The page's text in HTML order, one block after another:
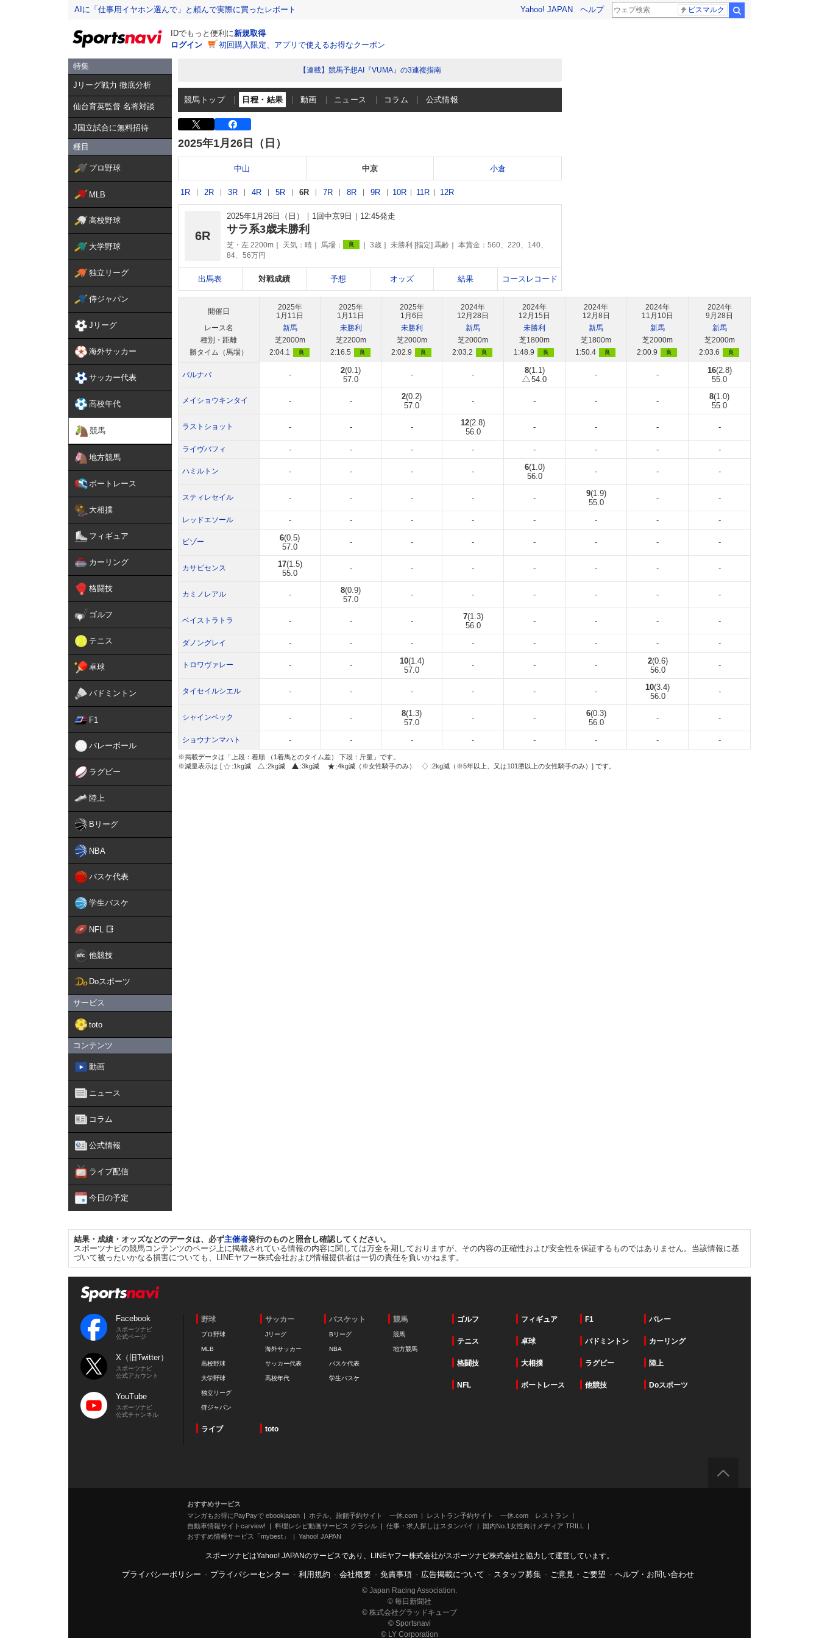
AIに「仕事用イヤホン選んで」と頼んで実際に買ったレポート Yahoo! JAPAN ヘルプ ビスマルク
IDでもっと便利に新規取得
ログイン
初回購入限定、アプリで使えるお得なクーポン
特集
Jリーグ戦力 徹底分析
仙台育英監督 名将対談
J国立試合に無料招待
種目
プロ野球
MLB
高校野球
大学野球
独立リーグ
侍ジャパン
Jリーグ
海外サッカー
サッカー代表
高校年代
競馬
地方競馬
ボートレース
大相撲
フィギュア
カーリング
格闘技
ゴルフ
テニス
卓球
バドミントン
F1
バレーボール
ラグビー
陸上
Bリーグ
NBA
バスケ代表
学生バスケ
NFL
他競技
Doスポーツ
サービス
toto
コンテンツ
動画
ニュース
コラム
公式情報
ライブ配信
今日の予定
【連載】競馬予想AI『VUMA』の3連複指南
競馬トップ 日程・結果 動画 ニュース コラム 公式情報
2025年1月26日（日）
中山 中京 小倉
1R 2R 3R 4R 5R 6R 7R 8R 9R 10R 11R 12R
6R
2025年1月26日（日） 1回中京9日 12:45発走
サラ系3歳未勝利
芝・左 2200m 天気： 晴 馬場： 良 3歳 未勝利 [指定] 馬齢
本賞金：560、220、140、
84、56万円
出馬表 対戦成績 予想 オッズ 結果 コースレコード
開催日
レース名
種別・距離
勝タイム（馬場）
2025年
1月11日
新馬
芝2000m
2:04.1
良
2025年
1月11日
未勝利
芝2200m
2:16.5
良
2025年
1月6日
未勝利
芝2000m
2:02.9
良
2024年
12月28日
新馬
芝2000m
2:03.2
良
2024年
12月15日
未勝利
芝1800m
1:48.9
良
2024年
12月8日
新馬
芝1800m
1:50.4
良
2024年
11月10日
新馬
芝2000m
2:00.9
良
2024年
9月28日
新馬
芝2000m
2:03.6
良
バルナバ - 2(0.1)
57.0
- - 8(1.1)
54.0
- - 16(2.8)
55.0
メイショウキンタイ - - 2(0.2)
57.0
- - - - 8(1.0)
55.0
ラストショット - - - 12(2.8)
56.0
- - - -
ライヴバフィ - - - - - - - -
ハミルトン - - - - 6(1.0)
56.0
- - -
スティレセイル - - - - - 9(1.9)
55.0
- -
レッドエソール - - - - - - - -
ビゾー 6(0.5)
57.0
- - - - - - -
カサビセンス 17(1.5)
55.0
- - - - - - -
カミノレアル - 8(0.9)
57.0
- - - - - -
ベイストラトラ - - - 7(1.3)
56.0
- - - -
ダノングレイ - - - - - - - -
トロワヴァレー - - 10(1.4)
57.0
- - - 2(0.6)
56.0
-
タイセイルシエル - - - - - - 10(3.4)
56.0
-
シャインベック - - 8(1.3)
57.0
- - 6(0.3)
56.0
- -
ショウナンマハト - - - - - - - -
※掲載データは「上段：着順 （1着馬とのタイム差） 下段：斤量」です。
※減量表示は [
:1kg減 :2kg減 :3kg減 :4kg減（※女性騎手のみ） :2kg減（※5年以上、又は101勝以上の女性騎手のみ）] です。
結果・成績・オッズなどのデータは、必ず主催者発行のものと照合し確認してください。
スポーツナビの競馬コンテンツのページ上に掲載されている情報の内容に関しては万全を期しておりますが、その内容の正確性および安全性を保証するものではありません。当該情報に基
づいて被ったいかなる損害についても、LINEヤフー株式会社および情報提供者は一切の責任を負いかねます。
Facebook
スポーツナビ
公式ページ
X（旧Twitter）
スポーツナビ
公式アカウント
YouTube
スポーツナビ
公式チャンネル
野球
プロ野球
MLB
高校野球
大学野球
独立リーグ
侍ジャパン
サッカー
Jリーグ
海外サッカー
サッカー代表
高校年代
バスケット
Bリーグ
NBA
バスケ代表
学生バスケ
競馬
競馬
地方競馬
ゴルフ フィギュア F1 バレー
テニス 卓球 バドミントン カーリング
格闘技 大相撲 ラグビー 陸上
NFL ボートレース 他競技 Doスポーツ
ライブ toto
おすすめサービス
マンガもお得にPayPayで ebookjapan
ホテル、旅館予約サイト 一休.com
レストラン予約サイト 一休.com レストラン
自動車情報サイトcarview!
料理レシピ動画サービス クラシル 仕事・求人探しはスタンバイ
国内No.1女性向けメディア TRILL
おすすめ情報サービス「mybest」
Yahoo! JAPAN
スポーツナビはYahoo! JAPANのサービスであり、LINEヤフー株式会社がスポーツナビ株式会社と協力して運営しています。
プライバシーポリシー - プライバシーセンター - 利用規約 - 会社概要 - 免責事項 - 広告掲載について - スタッフ募集 - ご意見・ご要望 - ヘルプ・お問い合わせ
© Japan Racing Association.
© 毎日新聞社
© 株式会社グラッドキューブ
© Sportsnavi
© LY Corporation